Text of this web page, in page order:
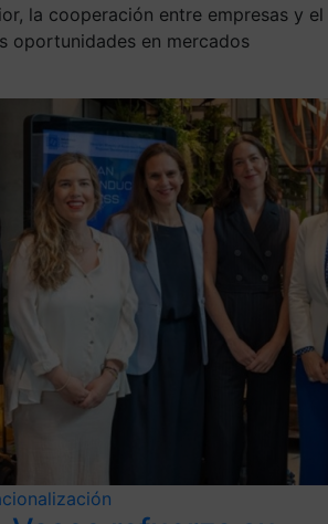
la cooperación entre empresas y el
oportunidades en mercados